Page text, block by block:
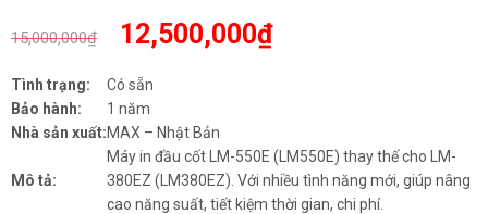
15,000,000₫ Giá
gốc
là:
15,000,000₫.
12,500,000₫Giá
Tình trạng:
Có sẵn
Bảo hành:
1 năm
Nhà sản xuất:MAX – Nhật Bản
Mô tả:
Máy in đầu cốt LM-550E (LM550E) thay thế cho LM-
380EZ (LM380EZ). Với nhiều tình năng mới, giúp nâng
cao năng suất, tiết kiệm thời gian, chi phí.